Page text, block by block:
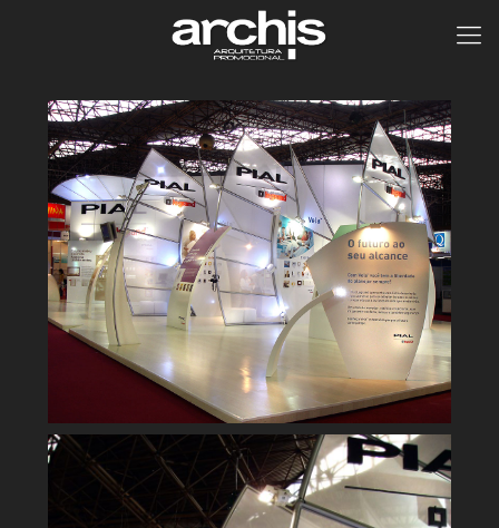
Legrand
Feicon - 2007